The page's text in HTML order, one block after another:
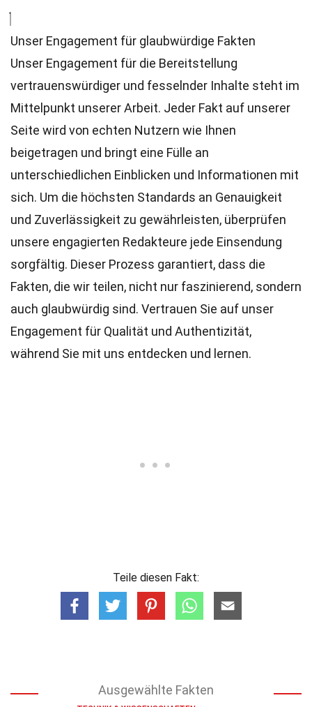
Unser Engagement für glaubwürdige Fakten
Unser Engagement für die Bereitstellung
vertrauenswürdiger und fesselnder Inhalte steht im
Mittelpunkt unserer Arbeit. Jeder Fakt auf unserer
Seite wird von echten Nutzern wie Ihnen
beigetragen und bringt eine Fülle an
unterschiedlichen Einblicken und Informationen mit
sich. Um die höchsten Standards an Genauigkeit
und Zuverlässigkeit zu gewährleisten, überprüfen
unsere engagierten Redakteure jede Einsendung
sorgfältig. Dieser Prozess garantiert, dass die
Fakten, die wir teilen, nicht nur faszinierend, sondern
auch glaubwürdig sind. Vertrauen Sie auf unser
Engagement für Qualität und Authentizität,
während Sie mit uns entdecken und lernen.
Teile diesen Fakt:
Ausgewählte Fakten